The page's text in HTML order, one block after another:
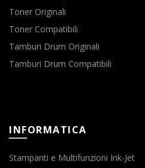
Toner Originali
Toner Compatibili
Tamburi Drum Originali
Tamburi Drum Compatibili
INFORMATICA
Stampanti e Multifunzioni Ink-Jet